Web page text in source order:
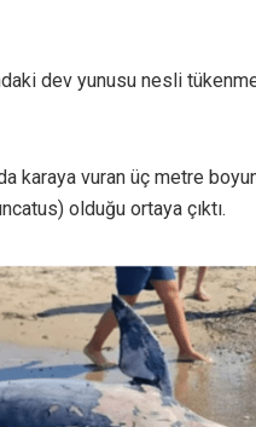
dev yunusu nesli
karaya vuran üç metre
olduğu ortaya çıktı.